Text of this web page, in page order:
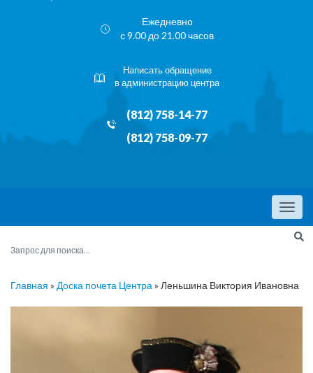
Ежедневно
с 9.00 до 21.00 часов
Написать обращение
в администрацию центра
(812) 758-14-77
(812) 758-09-77
Menu
Главная » Доска почета Центра » Леньшина Виктория Ивановна